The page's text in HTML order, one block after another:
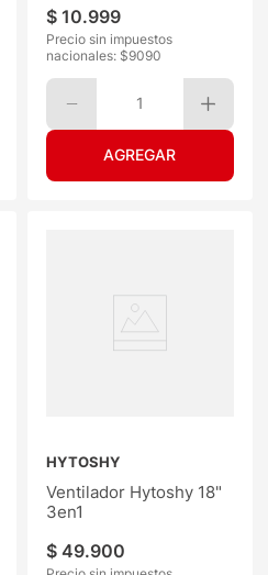
$ 10.999
Precio sin impuestos
nacionales: $9090
1
HYTOSHY
Ventilador Hytoshy 18"
3en1
$ 49.900